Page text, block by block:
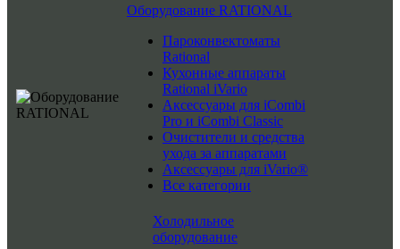
Оборудование RATIONAL
Пароконвектоматы
Rational
Кухонные аппараты
Rational iVario
Аксессуары для iCombi
Pro и iCombi Classic
Очистители и средства
ухода за аппаратами
Аксессуары для iVario®
Все категории
Холодильное
оборудование